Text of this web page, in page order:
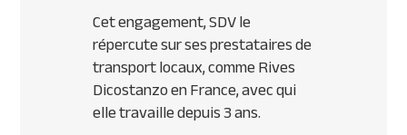
Cet engagement,SDVle
répercute sur ses prestataires de
transport locaux, comme Rives
Dicostanzo en France, avec qui
elle travaille depuis 3 ans.